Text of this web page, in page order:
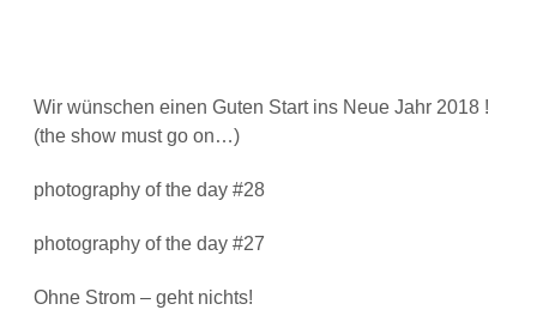
Wir wünschen einen Guten Start ins Neue Jahr 2018 !
(the show must go on…)
photography of the day #28
photography of the day #27
Ohne Strom – geht nichts!